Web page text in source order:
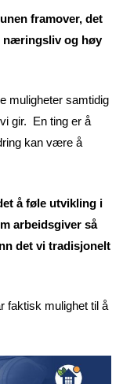
framover, det
næringsliv og høy
muligheter samtidig
gir. En ting er å
kan være å
å føle utvikling i
arbeidsgiver så
det vi tradisjonelt
faktisk mulighet til å